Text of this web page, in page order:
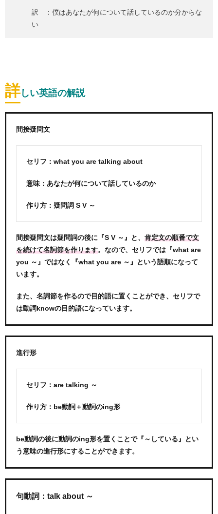
訳 ：僕はあなたが何について話しているのか分からな
い
詳しい英語の解説
間接疑問文
セリフ：what you are talking about
意味：あなたが何について話しているのか
作り方：疑問詞 S V ～
間接疑問文は疑問詞の後に『S V ～』と、 肯定文の順番で文
を続けて名詞節を作ります。なので、セリフでは『what are
you ～』ではなく『what you are ～』という語順になって
います。
また、名詞節を作るので目的語に置くことができ、セリフで
は動詞knowの目的語になっています。
進行形
セリフ：are talking ～
作り方：be動詞＋動詞のing形
be動詞の後に動詞のing形を置くことで『～している』とい
う意味の進行形にすることができます。
句動詞：talk about ～